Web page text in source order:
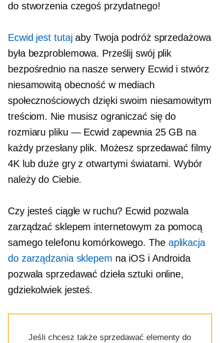
do stworzenia czegoś przydatnego!
Ecwid jest tutajaby Twoja podróż sprzedażowa
była bezproblemowa. Prześlij swój plik
bezpośrednio na nasze serwery Ecwid i stwórz
niesamowitą obecność w mediach
społecznościowych dzięki swoim niesamowitym
treściom. Nie musisz ograniczać się do
rozmiaru pliku — Ecwid zapewnia 25 GB na
każdy przesłany plik. Możesz sprzedawać filmy
4K lub duże gry z otwartymi światami. Wybór
należy do Ciebie.
Czy jesteś ciągle w ruchu? Ecwid pozwala
zarządzać sklepem internetowym za pomocą
samego telefonu komórkowego. The aplikacja
do zarządzania sklepem na iOS i Androida
pozwala sprzedawać dzieła sztuki online,
gdziekolwiek jesteś.
Jeśli chcesz także sprzedawać elementy do